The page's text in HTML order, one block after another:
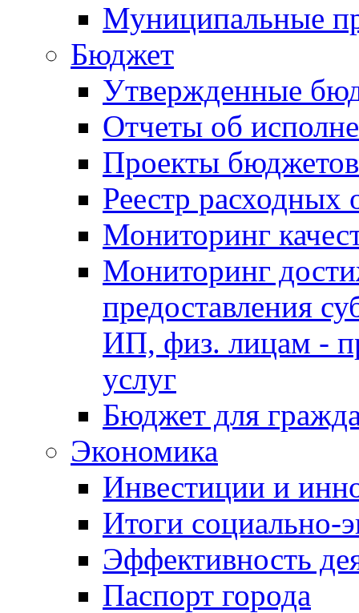
Муниципальные
Бюджет
Утвержденные
Отчеты об
Проекты бюджетов
Реестр расходных
Мониторинг
Мониторинг
предоставления
ИП, физ. лицам -
услуг
Бюджет для
Экономика
Инвестиции и
Итоги социально-
Эффективность
Паспорт города